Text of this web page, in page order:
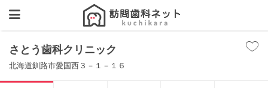
さとう歯科クリニック
北海道釧路市愛国西３－１－１６